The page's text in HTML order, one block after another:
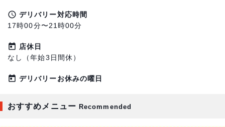
access_time デリバリー対応時間
17時00分〜21時00分
today 店休日
なし（年始3日間休）
today デリバリーお休みの曜日
おすすめメニュー Recommended